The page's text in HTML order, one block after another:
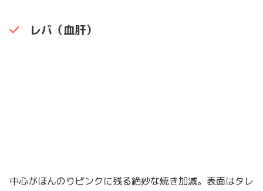
レバ（血肝）
中心がほんのりピンクに残る絶妙な焼き加減。表面はタレ